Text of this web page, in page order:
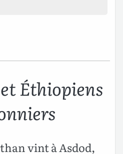
Éthiopiens
vint à Asdod,